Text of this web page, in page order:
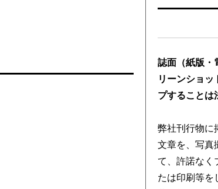
誌面（紙版・
リーンショッ
プすることは
弊社刊行物に
文章を、写真
て、許諾なく
たは印刷等を